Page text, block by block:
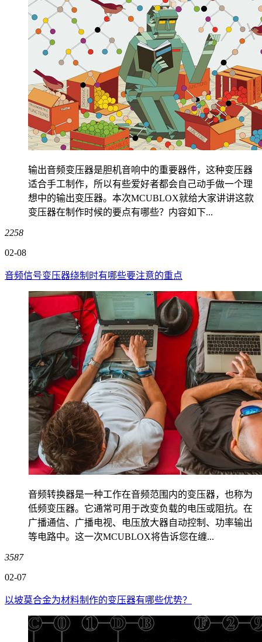
输出音频变压器是胆机音响中的重要器件，这种变压器
适合手工制作，所以有些爱好者都会自己动手做一个理
想中的输出变压器。本次MCUBLOX就给大家讲讲这款
变压器在制作时候的要点有哪些？内容如下...
2258
02-08
音频信号变压器绕制时有哪些要注意的重点
音频转换器是一种工作在音频范围内的变压器，也称为
低频变压器。它通常可用于改变负载的电压或阻抗。在
广播通信、广播电视、电压放大器自动控制、功率输出
等电路中。这一次MCUBLOX将告诉您在缠...
3587
02-07
以坡莫合金为材料制作的变压器有哪些优势？